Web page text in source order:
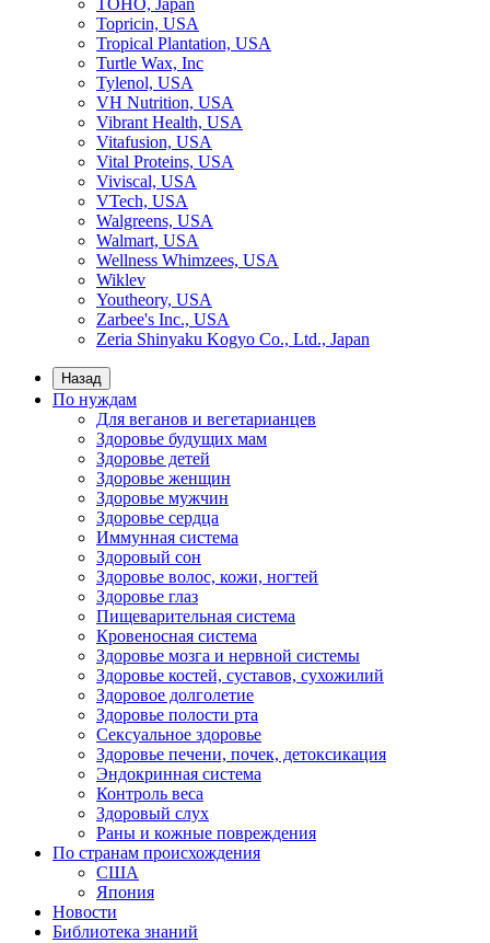
TOHO, Japan
Topricin, USA
Tropical Plantation, USA
Turtle Wax, Inc
Tylenol, USA
VH Nutrition, USA
Vibrant Health, USA
Vitafusion, USA
Vital Proteins, USA
Viviscal, USA
VTech, USA
Walgreens, USA
Walmart, USA
Wellness Whimzees, USA
Wiklev
Youtheory, USA
Zarbee's Inc., USA
Zeria Shinyaku Kogyo Co., Ltd., Japan
Назад
По нуждам
Для веганов и вегетарианцев
Здоровье будущих мам
Здоровье детей
Здоровье женщин
Здоровье мужчин
Здоровье сердца
Иммунная система
Здоровый сон
Здоровье волос, кожи, ногтей
Здоровье глаз
Пищеварительная система
Кровеносная система
Здоровье мозга и нервной системы
Здоровье костей, суставов, сухожилий
Здоровое долголетие
Здоровье полости рта
Сексуальное здоровье
Здоровье печени, почек, детоксикация
Эндокринная система
Контроль веса
Здоровый слух
Раны и кожные повреждения
По странам происхождения
США
Япония
Новости
Библиотека знаний